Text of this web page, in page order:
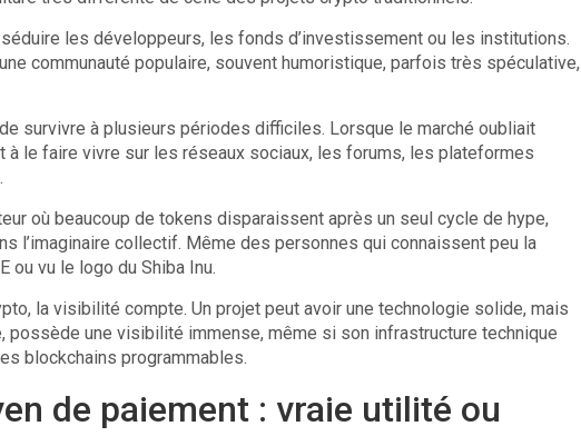
les développeurs, les fonds d’investissement ou les institutions.
communauté populaire, souvent humoristique, parfois très spéculative,
survivre à plusieurs périodes difficiles. Lorsque le marché oubliait
à le faire vivre sur les réseaux sociaux, les forums, les plateformes
où beaucoup de tokens disparaissent après un seul cycle de hype,
l’imaginaire collectif. Même des personnes qui connaissent peu la
ou vu le logo du Shiba Inu.
la visibilité compte. Un projet peut avoir une technologie solide, mais
possède une visibilité immense, même si son infrastructure technique
blockchains programmables.
de paiement : vraie utilité ou